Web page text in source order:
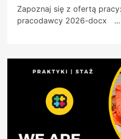
Zapoznaj się z ofertą
pracodawcy 2026-docx ...